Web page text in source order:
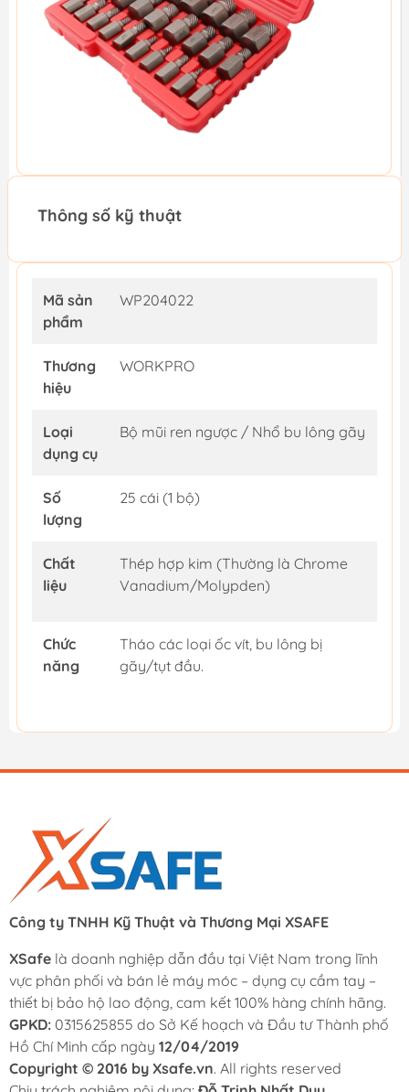
Thông số kỹ thuật
Mã sản
phẩm
WP204022
Thương
hiệu
WORKPRO
Loại
dụng cụ
Bộ mũi ren ngược / Nhổ bu lông gãy
Số
lượng
25 cái (1 bộ)
Chất
liệu
Thép hợp kim (Thường là Chrome
Vanadium/Molypden)
Chức
năng
Tháo các loại ốc vít, bu lông bị
gãy/tụt đầu.
Công ty TNHH Kỹ Thuật và Thương Mại XSAFE
XSafe là doanh nghiệp dẫn đầu tại Việt Nam trong lĩnh
vực phân phối và bán lẻ máy móc – dụng cụ cầm tay –
thiết bị bảo hộ lao động, cam kết 100% hàng chính hãng.
GPKD: 0315625855 do Sở Kế hoạch và Đầu tư Thành phố
Hồ Chí Minh cấp ngày 12/04/2019
Copyright © 2016 by Xsafe.vn. All rights reserved